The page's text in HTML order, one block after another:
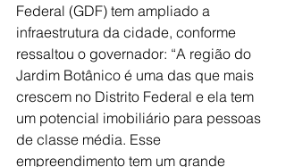
Federal (GDF) tem ampliado a
infraestrutura da cidade, conforme
ressaltou o governador: “A região do
Jardim Botânico é uma das que mais
crescem no Distrito Federal e ela tem
um potencial imobiliário para pessoas
de classe média. Esse
empreendimento tem um grande